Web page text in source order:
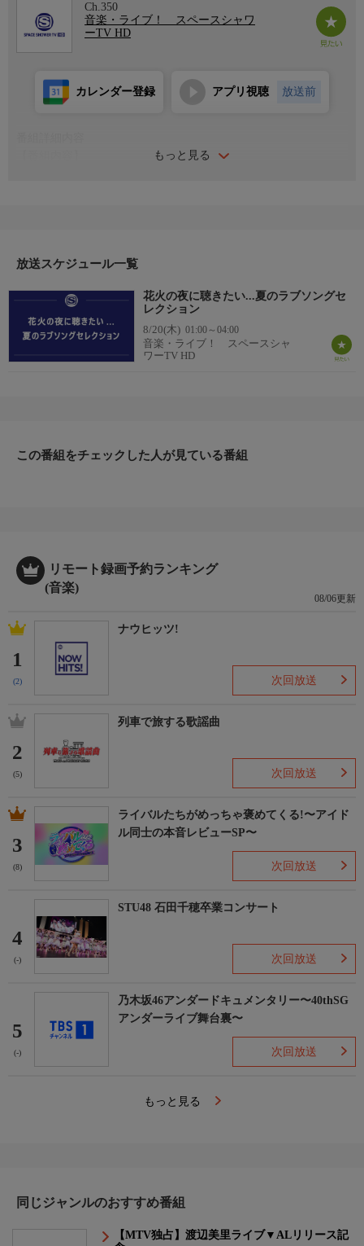
Ch.350
音楽・ライブ！ スペースシャワ
ーTV HD
もっと見る
カレンダー登録 アプリ視聴 放送前
▼オンエア予定楽曲：JITTERIN'JINN「夏祭り」、桑田佳祐「祭
number「わたがし」、SHISHAMO「熱帯夜」他
放送スケジュール一覧
花火の夜に聴きたい...夏のラブソングセ
レクション
8/20(木) 01:00～04:00
音楽・ライブ！ スペースシャ
ワーTV HD
この番組をチェックした人が見ている番組
リモート録画予約ランキング
(音楽)
08/06更新
1
(2)
ナウヒッツ!
次回放送
2
(5)
列車で旅する歌謡曲
次回放送
3
(8)
ライバルたちがめっちゃ褒めてくる!〜アイド
ル同士の本音レビューSP〜
次回放送
4
(-)
STU48 石田千穂卒業コンサート
次回放送
5
(-)
乃木坂46アンダードキュメンタリー〜40thSG
アンダーライブ舞台裏〜
次回放送
もっと見る
同じジャンルのおすすめ番組
【MTV独占】渡辺美里ライブ▼ALリリース記